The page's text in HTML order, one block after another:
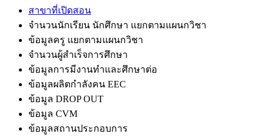
สาขาที่เปิดสอน
จำนวนนักเรียน นักศึกษา แยกตามแผนกวิชา
ข้อมูลครู แยกตามแผนกวิชา
จำนวนผู้สำเร็จการศึกษา
ข้อมูลการมีงานทำและศึกษาต่อ
ข้อมูลผลิตกำลังคน EEC
ข้อมูล DROP OUT
ข้อมูล CVM
ข้อมูลสถานประกอบการ